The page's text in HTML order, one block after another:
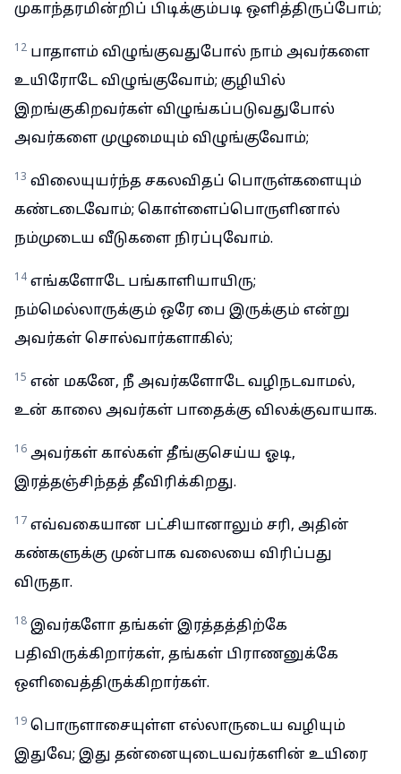
முகாந்தரமின்றிப் பிடிக்கும்படி ஒளித்திருப்போம்;
12 பாதாளம் விழுங்குவதுபோல் நாம் அவர்களை
உயிரோடே விழுங்குவோம்; குழியில்
இறங்குகிறவர்கள் விழுங்கப்படுவதுபோல்
அவர்களை முழுமையும் விழுங்குவோம்;
13 விலையுயர்ந்த சகலவிதப் பொருள்களையும்
கண்டடைவோம்; கொள்ளைப்பொருளினால்
நம்முடைய வீடுகளை நிரப்புவோம்.
14 எங்களோடே பங்காளியாயிரு;
நம்மெல்லாருக்கும் ஒரே பை இருக்கும் என்று
அவர்கள் சொல்வார்களாகில்;
15 என் மகனே, நீ அவர்களோடே வழிநடவாமல்,
உன் காலை அவர்கள் பாதைக்கு விலக்குவாயாக.
16 அவர்கள் கால்கள் தீங்குசெய்ய ஓடி,
இரத்தஞ்சிந்தத் தீவிரிக்கிறது.
17 எவ்வகையான பட்சியானாலும் சரி, அதின்
கண்களுக்கு முன்பாக வலையை விரிப்பது
விருதா.
18 இவர்களோ தங்கள் இரத்தத்திற்கே
பதிவிருக்கிறார்கள், தங்கள் பிராணனுக்கே
ஒளிவைத்திருக்கிறார்கள்.
19 பொருளாசையுள்ள எல்லாருடைய வழியும்
இதுவே; இது தன்னையுடையவர்களின் உயிரை